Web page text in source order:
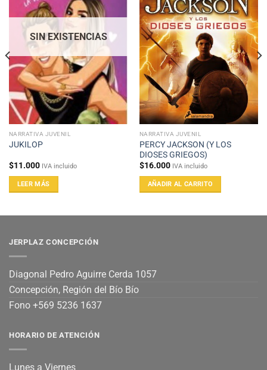
SIN EXISTENCIAS
NARRATIVA JUVENIL
JUKILOP
$11.000 IVA incluido
LEER MÁS
NARRATIVA JUVENIL
PERCY JACKSON (Y LOS
DIOSES GRIEGOS)
$16.000 IVA incluido
AÑADIR AL CARRITO
JERPLAZ CONCEPCIÓN
Diagonal Pedro Aguirre Cerda 1057
Concepción, Región del Bío Bío
Fono +569 5236 1637
HORARIO DE ATENCIÓN
Lunes a Viernes